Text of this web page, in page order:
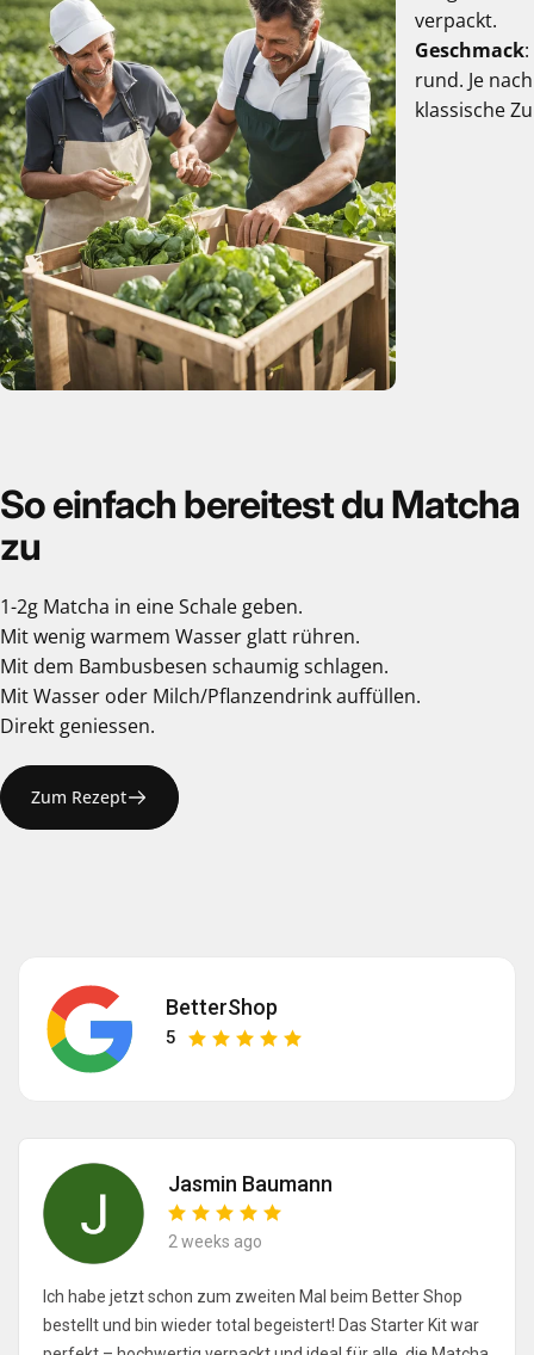
verpackt.
Geschmack:
rund. Je
klassische
Soeinfach bereitestdu Matcha
zu
1-2g Matcha in eine Schale geben.
Mit wenig warmem Wasser glatt rühren.
Mit dem Bambusbesen schaumig schlagen.
Mit Wasser oder Milch/Pflanzendrink auffüllen.
Direkt geniessen.
Zum Rezept
BetterShop
5
Jasmin Baumann
2 weeks ago
Ich habe jetzt schon zum zweiten Mal beim Better Shop
bestellt und bin wieder total begeistert! Das Starter Kit war